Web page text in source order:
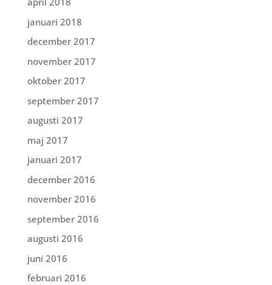
januari 2018
december 2017
november 2017
oktober 2017
september 2017
augusti 2017
maj 2017
januari 2017
december 2016
november 2016
september 2016
augusti 2016
juni 2016
februari 2016